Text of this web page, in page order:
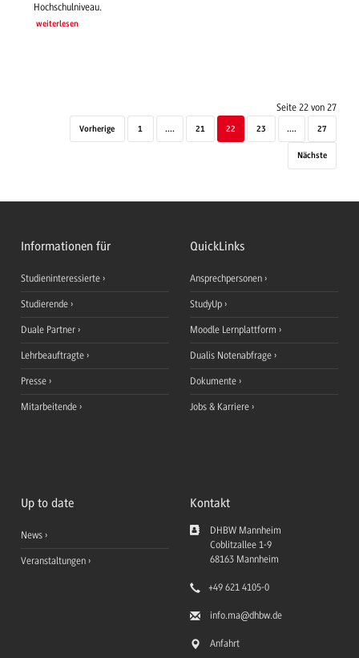
Hochschulniveau.
weiterlesen
Seite 22 von 27
Vorherige 1 .... 21 22 23 .... 27
Nächste
Informationen für
Studieninteressierte
Studierende
Duale Partner
Lehrbeauftragte
Presse
Mitarbeitende
QuickLinks
Ansprechpersonen
StudyUp
Moodle Lernplattform
Dualis Notenabfrage
Dokumente
Jobs & Karriere
Up to date
News
Veranstaltungen
Kontakt
DHBW Mannheim
Coblitzallee 1-9
68163 Mannheim
+49 621 4105-0
info.ma@dhbw.de
Anfahrt